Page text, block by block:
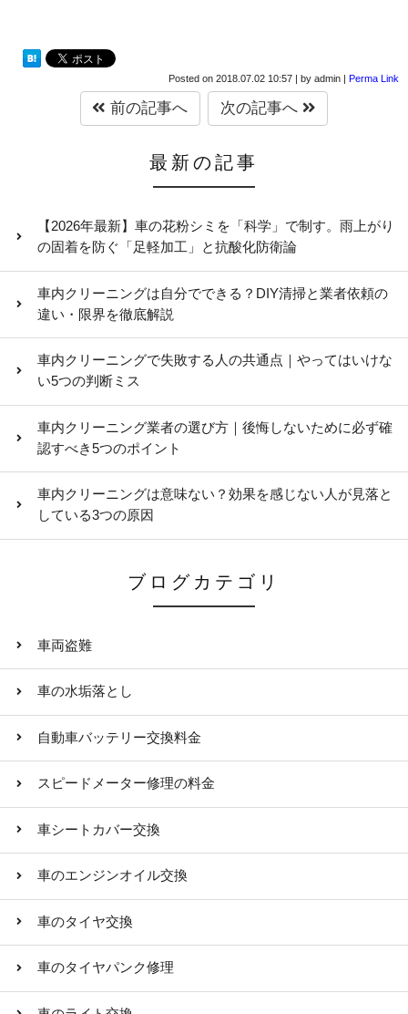
Posted on 2018.07.02 10:57 by admin Perma Link
前の記事へ 次の記事へ
最新の記事
【2026年最新】車の花粉シミを「科学」で制す。雨上がり
の固着を防ぐ「足軽加工」と抗酸化防衛論
車内クリーニングは自分でできる？DIY清掃と業者依頼の
違い・限界を徹底解説
車内クリーニングで失敗する人の共通点｜やってはいけな
い5つの判断ミス
車内クリーニング業者の選び方｜後悔しないために必ず確
認すべき5つのポイント
車内クリーニングは意味ない？効果を感じない人が見落と
している3つの原因
ブログカテゴリ
車両盗難
車の水垢落とし
自動車バッテリー交換料金
スピードメーター修理の料金
車シートカバー交換
車のエンジンオイル交換
車のタイヤ交換
車のタイヤパンク修理